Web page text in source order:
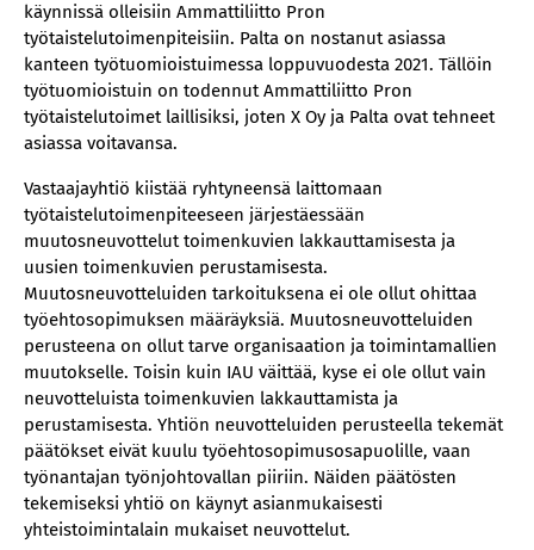
käynnissä olleisiin Ammattiliitto Pron
työtaistelutoimenpiteisiin. Palta on nostanut asiassa
kanteen työtuomioistuimessa loppuvuodesta 2021. Tällöin
työtuomioistuin on todennut Ammattiliitto Pron
työtaistelutoimet laillisiksi, joten X Oy ja Palta ovat tehneet
asiassa voitavansa.
Vastaajayhtiö kiistää ryhtyneensä laittomaan
työtaistelutoimenpiteeseen järjestäessään
muutosneuvottelut toimenkuvien lakkauttamisesta ja
uusien toimenkuvien perustamisesta.
Muutosneuvotteluiden tarkoituksena ei ole ollut ohittaa
työehtosopimuksen määräyksiä. Muutosneuvotteluiden
perusteena on ollut tarve organisaation ja toimintamallien
muutokselle. Toisin kuin IAU väittää, kyse ei ole ollut vain
neuvotteluista toimenkuvien lakkauttamista ja
perustamisesta. Yhtiön neuvotteluiden perusteella tekemät
päätökset eivät kuulu työehtosopimusosapuolille, vaan
työnantajan työnjohtovallan piiriin. Näiden päätösten
tekemiseksi yhtiö on käynyt asianmukaisesti
yhteistoimintalain mukaiset neuvottelut.